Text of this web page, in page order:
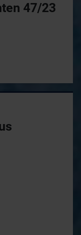
47/23